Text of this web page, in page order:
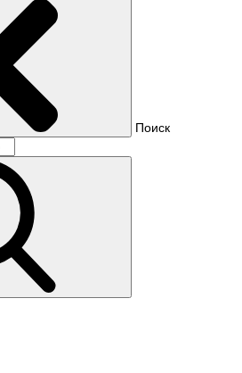
Поиск